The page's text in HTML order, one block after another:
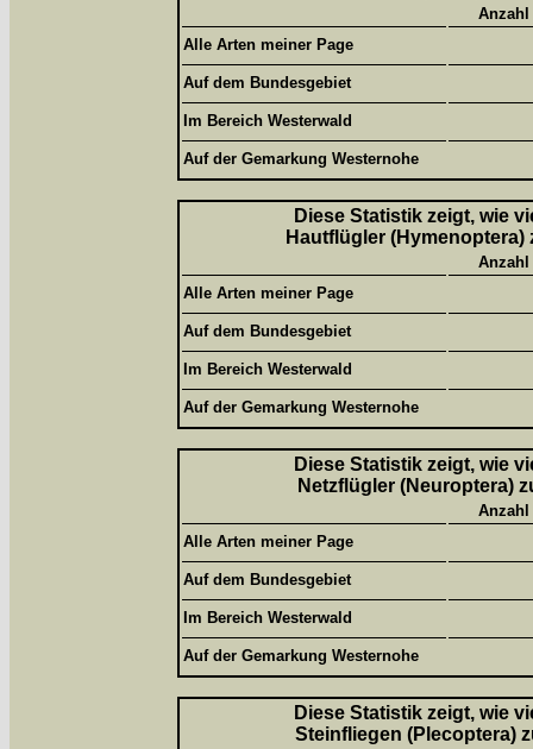
Alle Arten meiner Page
Auf dem Bundesgebiet
Im Bereich Westerwald
Auf der Gemarkung Westernohe
Diese Statistik zeigt, wie
Hautflügler
Alle Arten meiner Page
Auf dem Bundesgebiet
Im Bereich Westerwald
Auf der Gemarkung Westernohe
Diese Statistik zeigt, wie
Netzflügler (Neuroptera)
Alle Arten meiner Page
Auf dem Bundesgebiet
Im Bereich Westerwald
Auf der Gemarkung Westernohe
Diese Statistik zeigt, wie
Steinfliegen (Plecoptera)